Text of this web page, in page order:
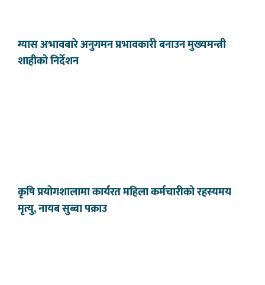
ग्यास अभावबारे अनुगमन प्रभावकारी बनाउन मुख्यमन्त्री
शाहीको निर्देशन
कृषि प्रयोगशालामा कार्यरत महिला कर्मचारीको रहस्यमय
मृत्यु, नायब सुब्बा पक्राउ